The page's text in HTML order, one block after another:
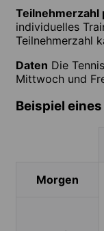
Teilnehmerzahl
individuelles
Teilnehmerzahl
Daten Die
Mittwoch und
Beispiel
Morgen